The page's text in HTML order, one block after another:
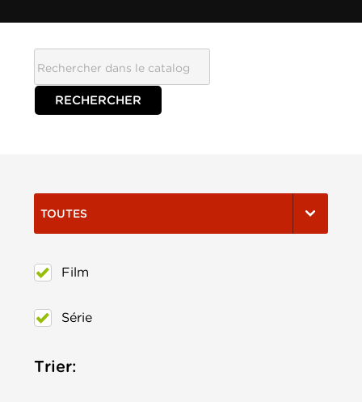
TOUTES
Film
Série
Trier: